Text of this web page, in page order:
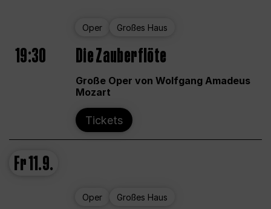
Oper Großes Haus
19:30 Die Zauberflöte
Große Oper von Wolfgang Amadeus
Mozart
Tickets
Fr11.9.
Oper Großes Haus